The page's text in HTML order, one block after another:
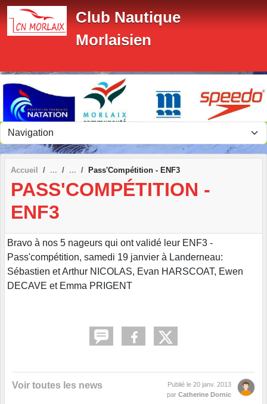
Club Nautique
Morlaisien
Accueil Pass'Compétition - ENF3
PASS'COMPÉTITION -
ENF3
Bravo à nos 5 nageurs qui ont validé leur ENF3 -
Pass'compétition, samedi 19 janvier à Landerneau:
Sébastien et Arthur NICOLAS, Evan HARSCOAT, Ewen
DECAVE et Emma PRIGENT
Voir toutes les news Publié le 20 janv. 2013
par Catherine Dornic
Panneau de gestion des cookies